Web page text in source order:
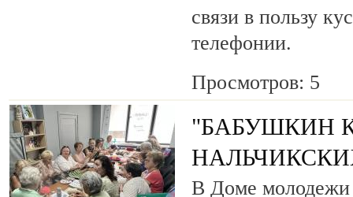
связи в пользу
телефонии.
Просмотров: 5
"БАБУШКИН
В Доме молодежи